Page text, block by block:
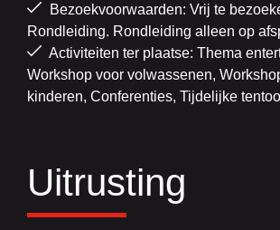
Bezoekvoorwaarden: Vrij te
Rondleiding. Rondleiding alleen op
Activiteiten ter plaatse: Thema
Workshop voor volwassenen,
kinderen, Conferenties, Tijdelijke
Uitrusting